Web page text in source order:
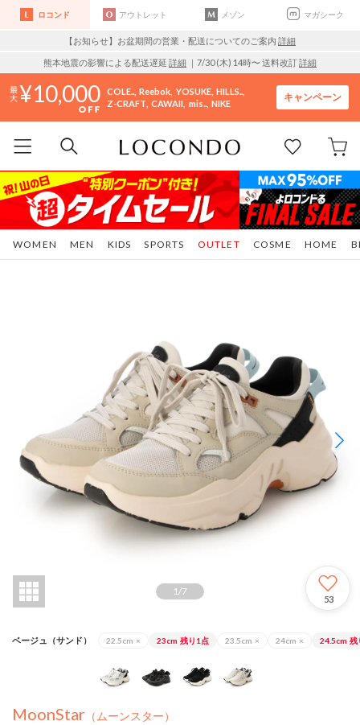
ロコンド アウトレット メゾン マガシーク
【お知らせ】お盆期間の営業・配送についてのご案内 詳細
熊本地震の影響による配送遅延 詳細 ｜7/30 (木) 14時〜 送料改訂詳細
10,000 COLE.. Reebok YOSUKE HILLS..
Z-CRAFT CAWAII mis.. NIKE
キャンペーン
WOMEN MEN KIDS SPORTS COSME HOME
OUTLET
1 /7
53
ベージュ（サンド） 22.5cm × 23cm 残り1点 23.5cm × 24cm × 24.5cm 残
MoonStar （ムーンスター）